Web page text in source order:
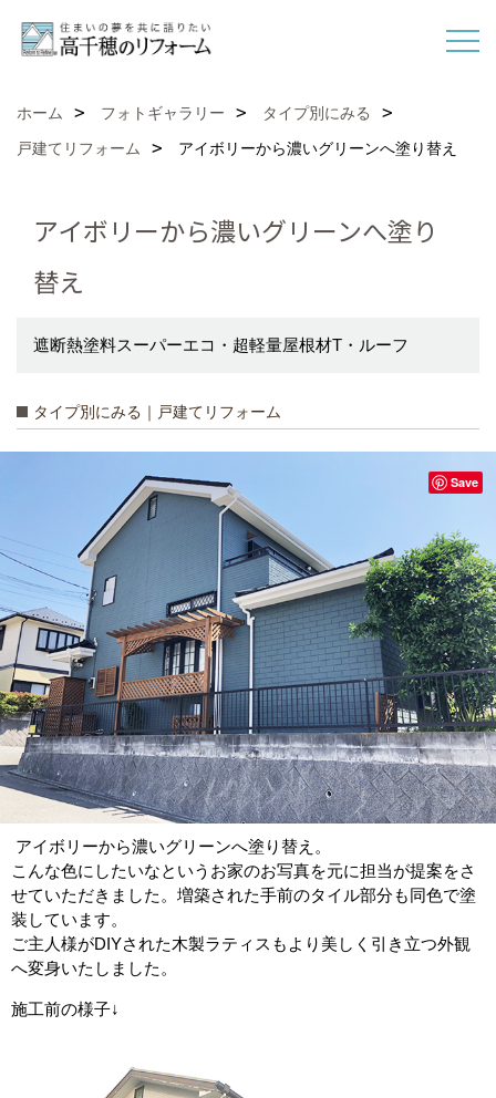
ホーム フォトギャラリー
タイプ別にみる
戸建てリフォーム
アイボリーから濃いグリーンへ塗り替え
アイボリーから濃いグリーンへ塗り
替え
遮断熱塗料スーパーエコ・超軽量屋根材T・ルーフ
タイプ別にみる｜戸建てリフォーム
アイボリーから濃いグリーンへ塗り替え。
こんな色にしたいなというお家のお写真を元に担当が提案をさ
せていただきました。増築された手前のタイル部分も同色で塗
装しています。
ご主人様がDIYされた木製ラティスもより美しく引き立つ外観
へ変身いたしました。
施工前の様子↓
Save